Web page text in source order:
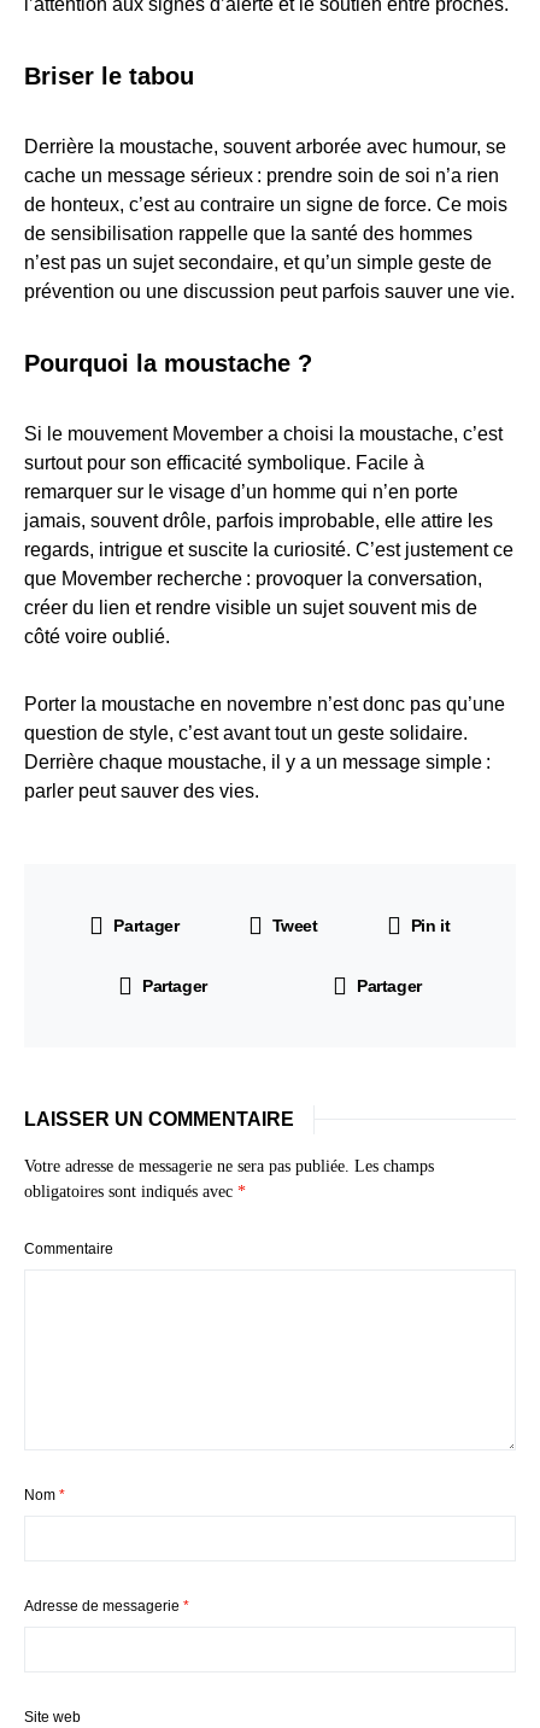
Briser le tabou
Derrière la moustache, souvent arborée avec humour, se
cache un message sérieux : prendre soin de soi n’a rien
de honteux, c’est au contraire un signe de force. Ce mois
de sensibilisation rappelle que la santé des hommes
n’est pas un sujet secondaire, et qu’un simple geste de
prévention ou une discussion peut parfois sauver une vie.
Pourquoi la moustache ?
Si le mouvement Movember a choisi la moustache, c’est
surtout pour son efficacité symbolique. Facile à
remarquer sur le visage d’un homme qui n’en porte
jamais, souvent drôle, parfois improbable, elle attire les
regards, intrigue et suscite la curiosité. C’est justement ce
que Movember recherche : provoquer la conversation,
créer du lien et rendre visible un sujet souvent mis de
côté voire oublié.
Porter la moustache en novembre n’est donc pas qu’une
question de style, c’est avant tout un geste solidaire.
Derrière chaque moustache, il y a un message simple :
parler peut sauver des vies.
Partager Tweet Pin it
Partager Partager
LAISSER UN COMMENTAIRE
Votre adresse de messagerie ne sera pas publiée. Les champs
obligatoires sont indiqués avec *
Commentaire
Nom *
Adresse de messagerie *
Site web